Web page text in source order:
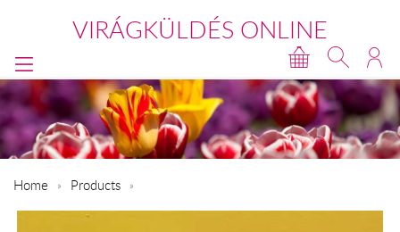
VIRÁGKÜLDÉS ONLINE
Home Products